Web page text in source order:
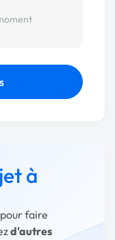
à
faire
d'autres